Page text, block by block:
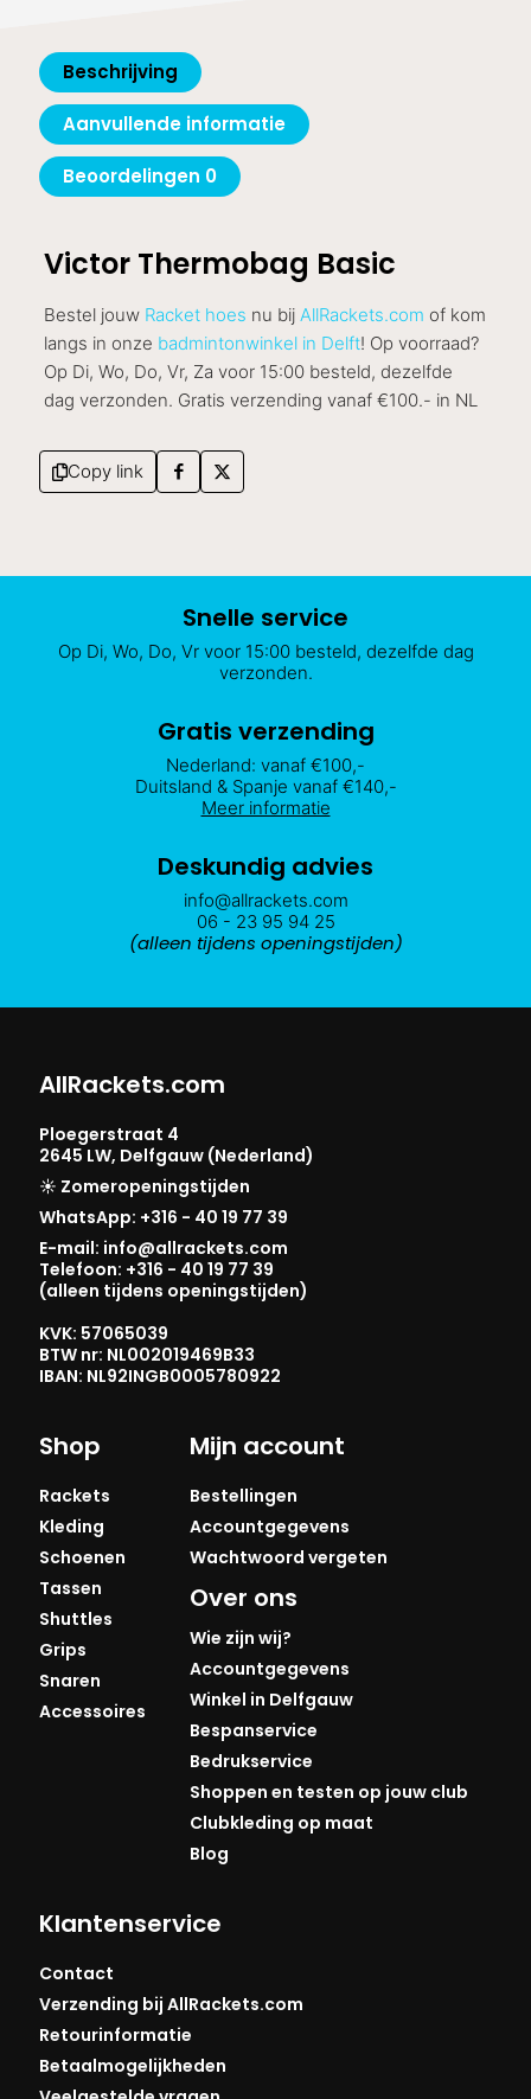
Beschrijving
Aanvullende informatie
Beoordelingen 0
Victor Thermobag Basic
Bestel jouw Racket hoes nu bij AllRackets.com of kom
langs in onze badmintonwinkel in Delft! Op voorraad?
Op Di, Wo, Do, Vr, Za voor 15:00 besteld, dezelfde
dag verzonden. Gratis verzending vanaf €100.- in NL
Copy link
Snelle service
Op Di, Wo, Do, Vr voor 15:00 besteld, dezelfde dag
verzonden.
Gratis verzending
Nederland: vanaf €100,-
Duitsland & Spanje vanaf €140,-
Meer informatie
Deskundig advies
info@allrackets.com
06 - 23 95 94 25
(alleen tijdens openingstijden)
AllRackets.com
Ploegerstraat 4
2645 LW, Delfgauw (Nederland)
☀️ Zomeropeningstijden
WhatsApp: +316 - 40 19 77 39
E-mail: info@allrackets.com
Telefoon: +316 - 40 19 77 39
(alleen tijdens openingstijden)
KVK: 57065039
BTW nr: NL002019469B33
IBAN: NL92INGB0005780922
Shop
Rackets
Kleding
Schoenen
Tassen
Shuttles
Grips
Snaren
Accessoires
Mijn account
Bestellingen
Accountgegevens
Wachtwoord vergeten
Over ons
Wie zijn wij?
Accountgegevens
Winkel in Delfgauw
Bespanservice
Bedrukservice
Shoppen en testen op jouw club
Clubkleding op maat
Blog
Klantenservice
Contact
Verzending bij AllRackets.com
Retourinformatie
Betaalmogelijkheden